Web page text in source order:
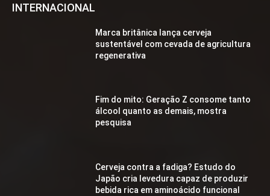
INTERNACIONAL
Marca britânica lança cerveja
sustentável com cevada de agricultura
regenerativa
Fim do mito: Geração Z consome tanto
álcool quanto as demais, mostra
pesquisa
Cerveja contra a fadiga? Estudo do
Japão cria levedura capaz de produzir
bebida rica em aminoácido funcional